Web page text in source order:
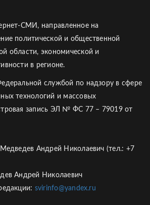
СМИ, направленное на
политической и общественной
области, экономической и
в регионе.
службой по надзору в сфере
технологий и массовых
запись ЭЛ № ФС 77 – 79019 от
Андрей Николаевич (тел.: +7
Андрей Николаевич
svirinfo@yandex.ru